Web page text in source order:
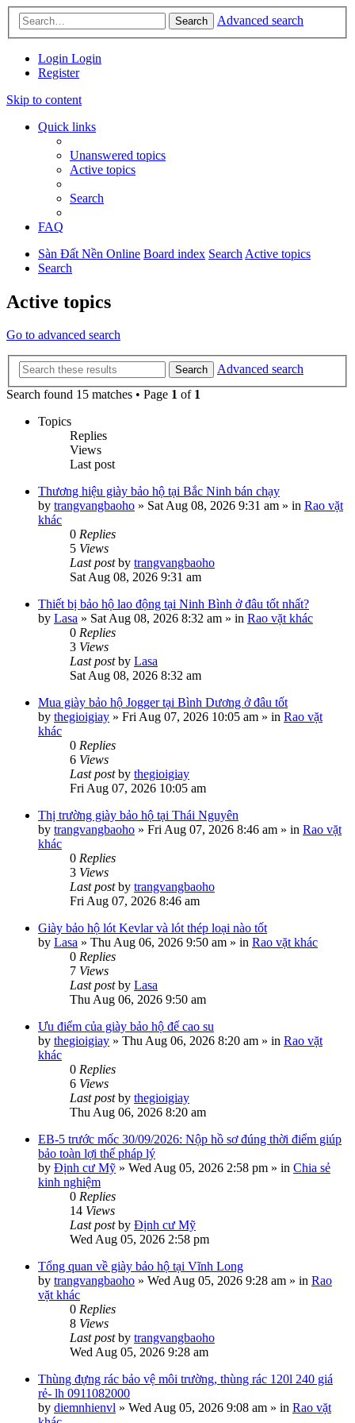
Search Advanced search
Login Login
Register
Skip to content
Quick links
Unanswered topics
Active topics
Search
FAQ
Sàn Đất Nền Online Board index Search Active topics
Search
Active topics
Go to advanced search
Search
Advanced search
Search found 15 matches • Page 1 of 1
Topics
Replies
Views
Last post
Thương hiệu giày bảo hộ tại Bắc Ninh bán chạy
by trangvangbaoho » Sat Aug 08, 2026 9:31 am » in Rao vặt
khác
0 Replies
5 Views
Last postby trangvangbaoho
Sat Aug 08, 2026 9:31 am
Thiết bị bảo hộ lao động tại Ninh Bình ở đâu tốt nhất?
by Lasa » Sat Aug 08, 2026 8:32 am » in Rao vặt khác
0 Replies
3 Views
Last postby Lasa
Sat Aug 08, 2026 8:32 am
Mua giày bảo hộ Jogger tại Bình Dương ở đâu tốt
by thegioigiay » Fri Aug 07, 2026 10:05 am » in Rao vặt
khác
0 Replies
6 Views
Last postby thegioigiay
Fri Aug 07, 2026 10:05 am
Thị trường giày bảo hộ tại Thái Nguyên
by trangvangbaoho » Fri Aug 07, 2026 8:46 am » in Rao vặt
khác
0 Replies
3 Views
Last postby trangvangbaoho
Fri Aug 07, 2026 8:46 am
Giày bảo hộ lót Kevlar và lót thép loại nào tốt
by Lasa » Thu Aug 06, 2026 9:50 am » in Rao vặt khác
0 Replies
7 Views
Last postby Lasa
Thu Aug 06, 2026 9:50 am
Ưu điểm của giày bảo hộ đế cao su
by thegioigiay » Thu Aug 06, 2026 8:20 am » in Rao vặt
khác
0 Replies
6 Views
Last postby thegioigiay
Thu Aug 06, 2026 8:20 am
EB-5 trước mốc 30/09/2026: Nộp hồ sơ đúng thời điểm giúp
bảo toàn lợi thế pháp lý
by Định cư Mỹ » Wed Aug 05, 2026 2:58 pm » in Chia sẻ
kinh nghiệm
0 Replies
14 Views
Last postby Định cư Mỹ
Wed Aug 05, 2026 2:58 pm
Tổng quan về giày bảo hộ tại Vĩnh Long
by trangvangbaoho » Wed Aug 05, 2026 9:28 am » in Rao
vặt khác
0 Replies
8 Views
Last postby trangvangbaoho
Wed Aug 05, 2026 9:28 am
Thùng đựng rác bảo vệ môi trường, thùng rác 120l 240 giá
rẻ- lh 0911082000
by diemnhienvl » Wed Aug 05, 2026 9:08 am » in Rao vặt